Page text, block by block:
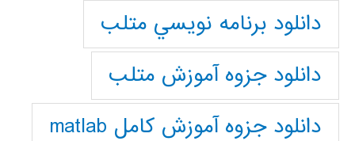
دانلود برنامه نويسي متلب
دانلود جزوه آموزش متلب
دانلود جزوه آموزش کامل matlab